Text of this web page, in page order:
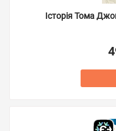
Історія Тома